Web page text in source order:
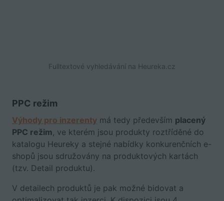
Fulltextové vyhledávání na Heureka.cz
PPC režim
Výhody pro inzerenty má tedy především placený
PPC režim, ve kterém jsou produkty roztříděné do
katalogu Heureky a stejné nabídky konkurenčních e-
shopů jsou sdružovány na produktových kartách
(tzv. Detail produktu).
V detailech produktů je pak možné bidovat a